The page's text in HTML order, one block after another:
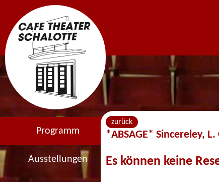
Programm
Ausstellungen
zurück
*ABSAGE* Sincereley,
Es können keine